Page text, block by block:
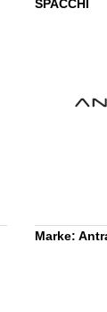
SPACCHI
Marke: